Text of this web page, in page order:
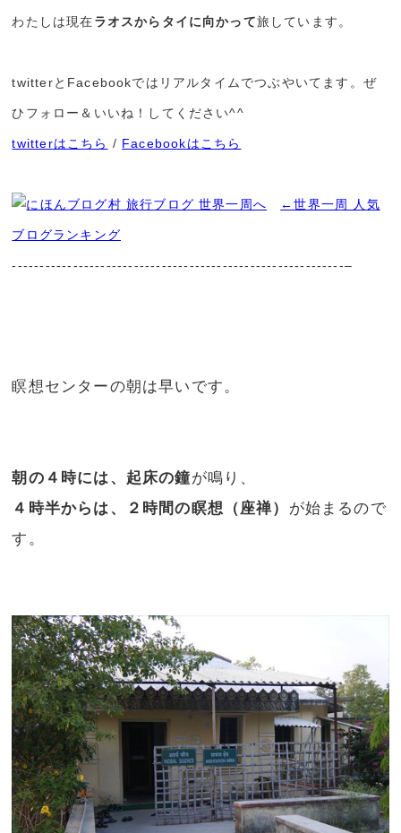
わたしは現在 ラオスからタイに向かって旅しています。
twitterとFacebookではリアルタイムでつぶやいてます。ぜ
ひフォロー＆いいね！してください^^
twitterはこちら / Facebookはこちら
←世界一周 人気
ブログランキング
------------------------------------------------------------–
瞑想センターの朝は早いです。
朝の４時には、起床の鐘が鳴り、
４時半からは、２時間の瞑想（座禅） が始まるので
す。